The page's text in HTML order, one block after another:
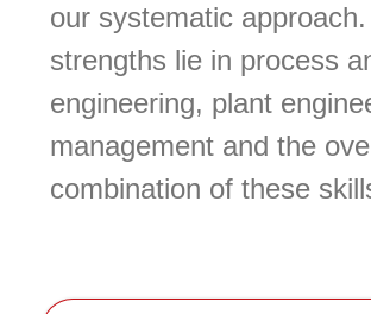
our systematic
strengths lie in process
engineering, plant
management and the
combination of these